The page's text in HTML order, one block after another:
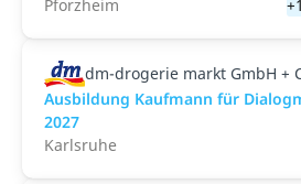
Pforzheim
dm-drogerie markt GmbH +
Ausbildung Kaufmann für
2027
Karlsruhe